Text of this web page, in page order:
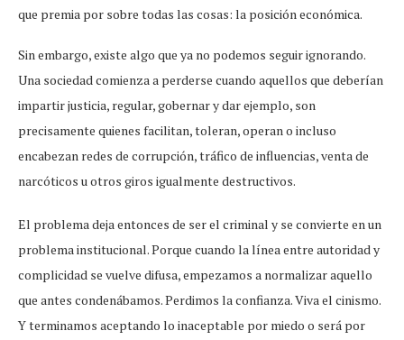
que premia por sobre todas las cosas: la posición económica.
Sin embargo, existe algo que ya no podemos seguir ignorando.
Una sociedad comienza a perderse cuando aquellos que deberían
impartir justicia, regular, gobernar y dar ejemplo, son
precisamente quienes facilitan, toleran, operan o incluso
encabezan redes de corrupción, tráfico de influencias, venta de
narcóticos u otros giros igualmente destructivos.
El problema deja entonces de ser el criminal y se convierte en un
problema institucional. Porque cuando la línea entre autoridad y
complicidad se vuelve difusa, empezamos a normalizar aquello
que antes condenábamos. Perdimos la confianza. Viva el cinismo.
Y terminamos aceptando lo inaceptable por miedo o será por